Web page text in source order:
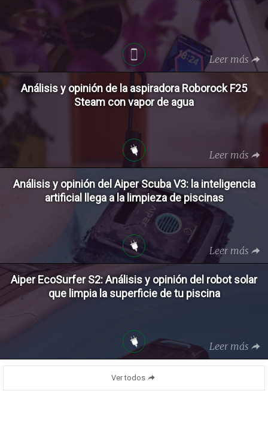
Leer más
Análisis y opinión de la aspiradora Roborock F25
Steam con vapor de agua
Leer más
Análisis y opinión del Aiper Scuba V3: la inteligencia
artificial llega a la limpieza de piscinas
Leer más
Aiper EcoSurfer S2: Análisis y opinión del robot solar
que limpia la superficie de tu piscina
Leer más
Ver todos